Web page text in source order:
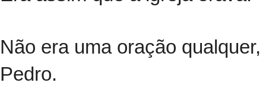
Não era uma oração
Pedro.